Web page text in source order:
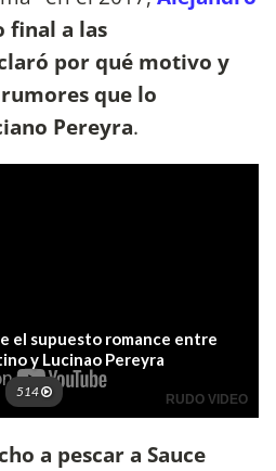
final a las
por qué motivo y
que lo
Pereyra.
a pescar a Sauce